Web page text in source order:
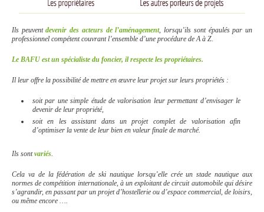
Ils peuventdevenir des acteurs de l’aménagement, lorsqu’ils sont épaulés par un
professionnel compétent couvrant l’ensemble d’une procédure de A à Z.
Le BAFU est un spécialiste du foncier, il respecte les propriétaires.
Il leur offre la possibilité de mettre en œuvre leur projet sur leurs propriétés :
soit par une simple étude de valorisation leur permettant d’envisager le
devenir de leur propriété,
soit en les assistant dans un projet complet de valorisation afin
d’optimiser la vente de leur bien en valeur finale de marché.
Ils sontvariés.
Cela va de la fédération de ski nautique lorsqu’elle crée un stade nautique aux
normes de compétition internationale, à un exploitant de circuit automobile qui désire
s’agrandir, en passant par un projet d’hostellerie ou d’espace commercial, de loisirs,
ou même encore ….